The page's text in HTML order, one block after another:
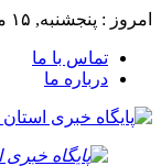
امروز : پنجشنبه, ۱۵ مرداد , ۱۴۰۵
تماس با ما
درباره ما